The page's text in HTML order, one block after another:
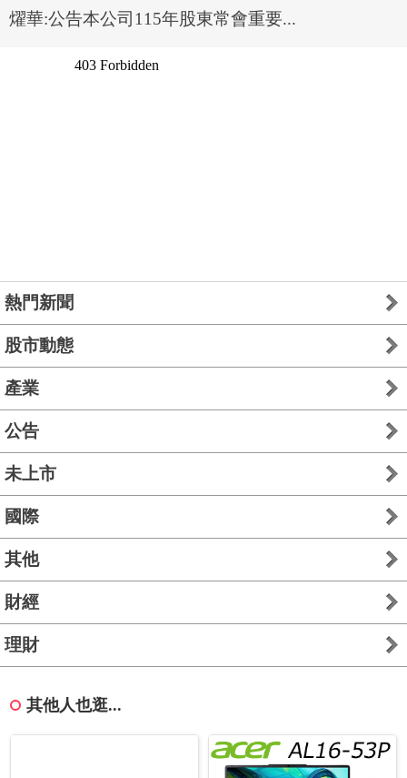
燿華:公告本公司115年股東常會重要...
熱門新聞
股市動態
產業
公告
未上市
國際
其他
財經
理財
其他人也逛...